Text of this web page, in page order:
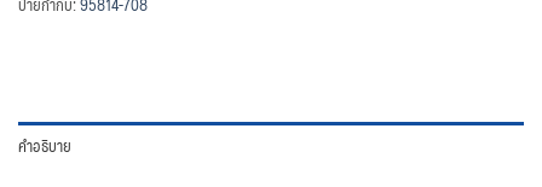
คำอธิบาย